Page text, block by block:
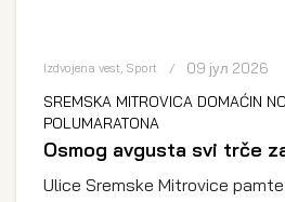
Izdvojena vest Sport 09 јул 2026
SREMSKA MITROVICA DOMAĆIN
POLUMARATONA
Osmog avgusta svi trče
Ulice Sremske Mitrovice